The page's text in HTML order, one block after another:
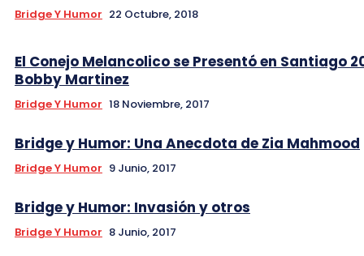
Bridge Y Humor 22 Octubre, 2018
El Conejo Melancolico se Presentó en Santiago
Bobby Martinez
Bridge Y Humor 18 Noviembre, 2017
Bridge y Humor: Una Anecdota de Zia Mahmood
Bridge Y Humor 9 Junio, 2017
Bridge y Humor: Invasión y otros
Bridge Y Humor 8 Junio, 2017